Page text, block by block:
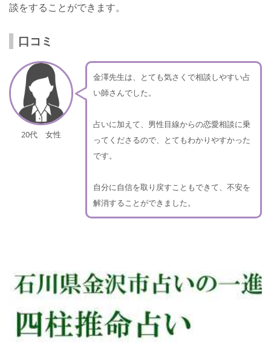
談をすることができます。
口コミ
20代 女性
金澤先生は、とても気さくで相談しやすい占
い師さんでした。
占いに加えて、男性目線からの恋愛相談に乗
ってくださるので、とてもわかりやすかった
です。
自分に自信を取り戻すこともできて、不安を
解消することができました。